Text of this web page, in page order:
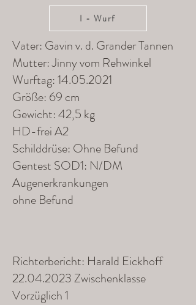
I - Wurf
Vater: Gavin v. d. Grander Tannen
Mutter: Jinny vom Rehwinkel
Wurftag:14.05.2021
Größe: 69 cm
Gewicht: 42,5 kg
HD-frei A2
Schilddrüse: Ohne Befund
Gentest SOD1: N/DM
Augenerkrankungen
ohne Befund
Richterbericht: Harald Eickhoff
22.04.2023Zwischenklasse
Vorzüglich 1